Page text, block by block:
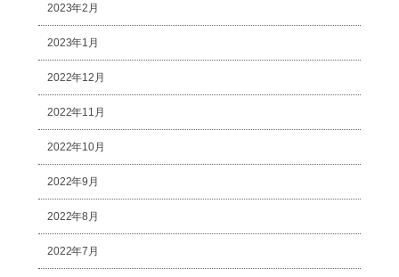
2023年2月
2023年1月
2022年12月
2022年11月
2022年10月
2022年9月
2022年8月
2022年7月